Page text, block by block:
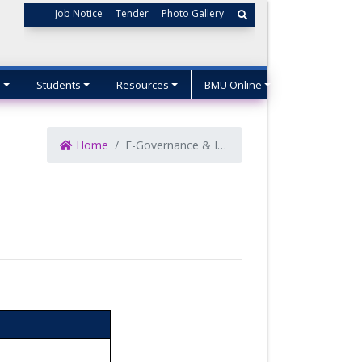
Job Notice Tender Photo Gallery
Students Resources BMU Online
Home E-Governance & Innovation Team